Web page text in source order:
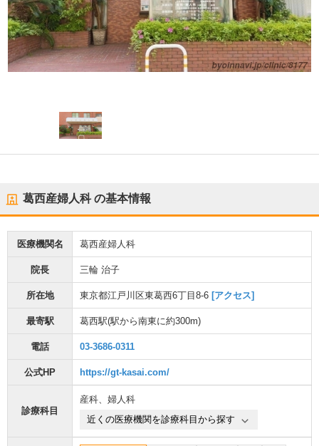
葛西産婦人科の基本情報
医療機関名 葛西産婦人科
院長 三輪 治子
所在地 東京都江戸川区東葛西6丁目8-6 [アクセス]
最寄駅 葛西駅(駅から南東に約300m)
電話 03-3686-0311
公式HP https://gt-kasai.com/
診療科目
産科、 婦人科
近くの医療機関を診療科目から探す